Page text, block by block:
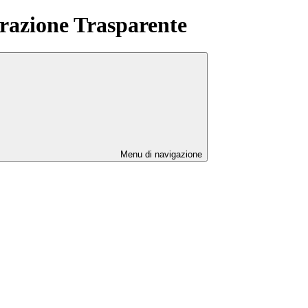
Trasparente
Menu di navigazione